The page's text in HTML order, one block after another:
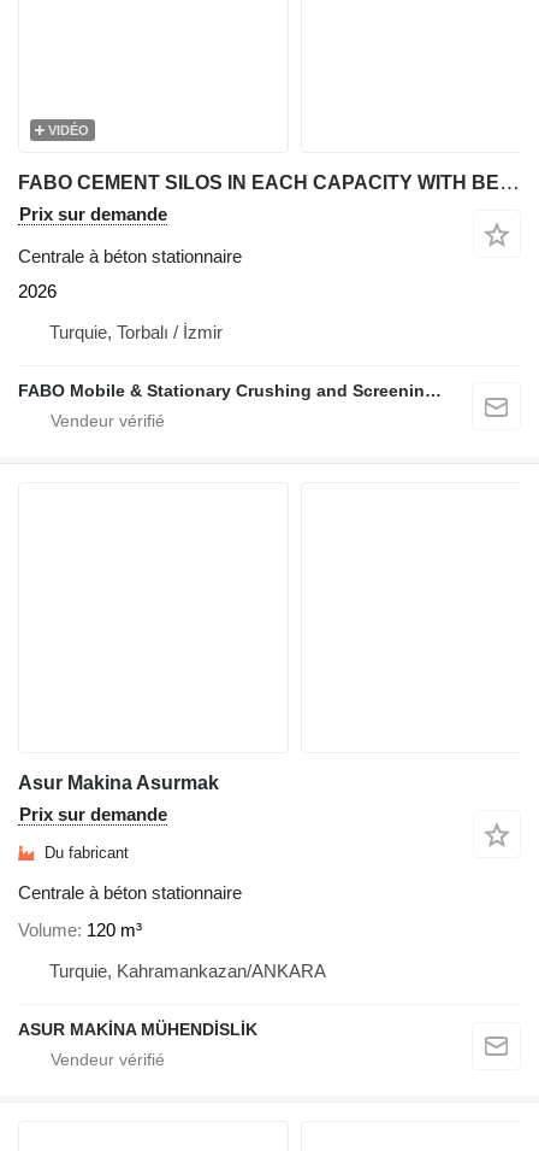
VIDÉO
FABO CEMENT SILOS IN EACH CAPACITY WITH BEST QUALITY
Prix sur demande
Centrale à béton stationnaire
2026
Turquie, Torbalı / İzmir
FABO Mobile & Stationary Crushing and Screening Plants | Concrete Batching Plants Manufacturer
Asur Makina Asurmak
Prix sur demande
Du fabricant
Centrale à béton stationnaire
Volume 120 m³
Turquie, Kahramankazan/ANKARA
ASUR MAKİNA MÜHENDİSLİK